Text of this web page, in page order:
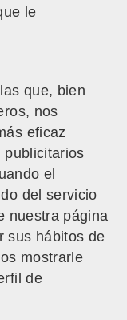
le
que, bien
nos
eficaz
publicitarios
el
del servicio
nuestra página
sus hábitos de
mostrarle
de